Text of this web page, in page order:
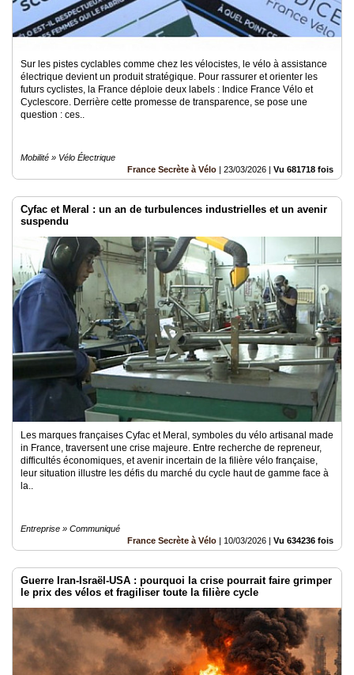
Sur les pistes cyclables comme chez les vélocistes, le vélo à assistance
électrique devient un produit stratégique. Pour rassurer et orienter les
futurs cyclistes, la France déploie deux labels : Indice France Vélo et
Cyclescore. Derrière cette promesse de transparence, se pose une
question : ces..
Mobilité » Vélo Électrique
France Secrète à Vélo | 23/03/2026 | Vu 681718 fois
Cyfac et Meral : un an de turbulences industrielles et un avenir
suspendu
Les marques françaises Cyfac et Meral, symboles du vélo artisanal made
in France, traversent une crise majeure. Entre recherche de repreneur,
difficultés économiques, et avenir incertain de la filière vélo française,
leur situation illustre les défis du marché du cycle haut de gamme face à
la..
Entreprise » Communiqué
France Secrète à Vélo | 10/03/2026 | Vu 634236 fois
Guerre Iran-Israël-USA : pourquoi la crise pourrait faire grimper
le prix des vélos et fragiliser toute la filière cycle